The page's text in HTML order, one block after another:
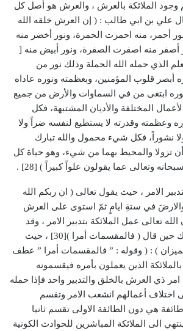
وجود الملائكة بالعرش ، والعرش هو أصل كل
علي بن ابي طالب : ( إن العرش خلقه الله
نور أحمر، منه احمرت الحمرة، ونور أخضر منه
أصفر منه اصفرت الصفرة، ونور أبيض منه [
الذي حمله الله الحملة وذلك نور من
أبصر قلوب المؤمنين، وبعظمته ونوره عاداه
ابتغى من في السماوات والأرض من جميع
المختلفة والأديان المشتبهة، فكل
وعظمته وقدرته لا يستطيع لنفسه ضراً ولا
ولا نشوراً، فكل شيء محمول والله تبارك
تزولا والمحيط بهما من شيء، وهو حياة كل
وتعالى عما يقولون علواً كبيراً ) [28] .
الامر ، حيث يقول تعالى ( ان ربكم الله
في ستةِ ايامٍ ثمّ استوى على العرش
)[29] . وقرن الله تعالى عمل الملائكة بتدبير الامر ، وقد
أشار جلّ جلاله الى ذلك حين قال ( فالمقسمات أمرا )[30] ، حيث
) : ( وقوله : ” فالمقسمات أمرا ” عطف
الذين يعملون بأمره فيقسمونه
ذي العرش بالخلق والتدبير واحد فإذا حمله
اختلاف أعمالهم انشعب الامر وتقسم
هي دون الطائفة الاولى تقسم ثانيا
الى الملائكة المباشرين للحوادث الكونية